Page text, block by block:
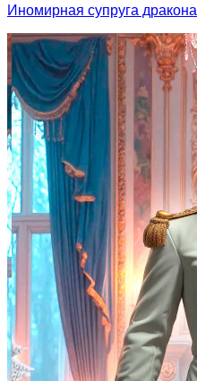
Иномирная супруга дракона